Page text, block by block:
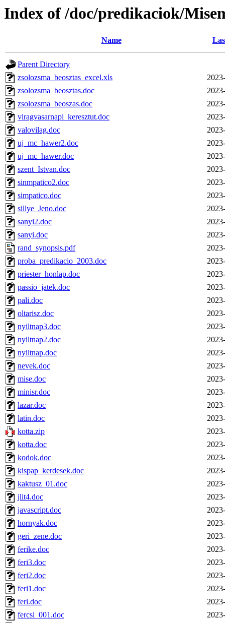
Index of /doc/predikaciok/
Name
Parent Directory
zsolozsma_beosztas_excel.xls
zsolozsma_beosztas.doc
zsolozsma_beoszas.doc
viragvasarnapi_keresztut.doc
valovilag.doc
uj_mc_hawer2.doc
uj_mc_hawer.doc
szent_Istvan.doc
sinmpatico2.doc
simpatico.doc
sillye_Jeno.doc
sanyi2.doc
sanyi.doc
rand_synopsis.pdf
proba_predikacio_2003.doc
priester_honlap.doc
passio_jatek.doc
pali.doc
oltarisz.doc
nyiltnap3.doc
nyiltnap2.doc
nyiltnap.doc
nevek.doc
mise.doc
minisr.doc
lazar.doc
latin.doc
kotta.zip
kotta.doc
kodok.doc
kispap_kerdesek.doc
kaktusz_01.doc
jlit4.doc
javascript.doc
hornyak.doc
geri_zene.doc
ferike.doc
feri3.doc
feri2.doc
feri1.doc
feri.doc
fercsi_001.doc